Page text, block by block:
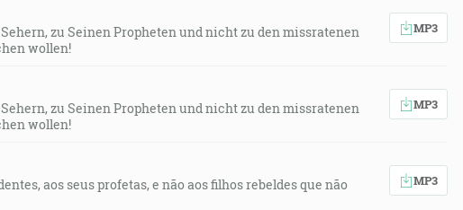
zu Seinen Propheten und nicht zu den missratenen
wollen!
MP3
zu Seinen Propheten und nicht zu den missratenen
wollen!
MP3
aos seus profetas, e não aos filhos rebeldes que não
MP3